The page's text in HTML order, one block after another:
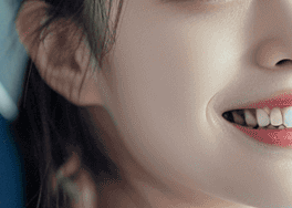
환자안심케
자연치아
임플란트